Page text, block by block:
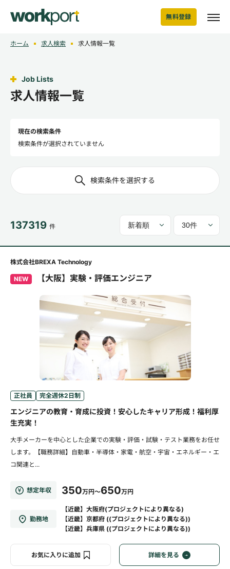
無料登録
ホーム 求人検索 求人情報一覧
Job Lists
求人情報一覧
現在の検索条件
検索条件が選択されていません
検索条件を選択する
137319 件
株式会社BREXA Technology
NEW 【大阪】実験・評価エンジニア
正社員 完全週休2日制
エンジニアの教育・育成に投資！安心したキャリア形成！福利厚
生充実！
大手メーカーを中心とした企業での実験・評価・試験・テスト業務をお任せ
します。【職務詳細】自動車・半導体・家電・航空・宇宙・エネルギー・エ
コ関連と...
想定年収 350万円～650万円
勤務地
【近畿】大阪府(プロジェクトにより異なる)
【近畿】京都府 ((プロジェクトにより異なる))
【近畿】兵庫県 ((プロジェクトにより異なる))
お気に入りに追加 詳細を見る